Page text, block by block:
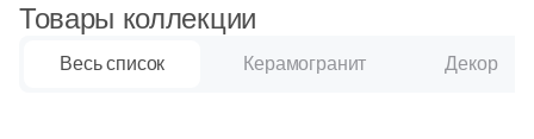
Натуральная (517)
Патинированная (
Товары коллекции
Весь список Керамогранит Декор